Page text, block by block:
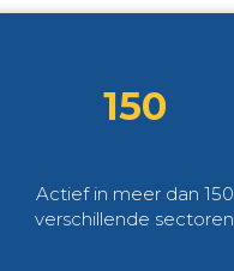
150
Actief in meer dan 150
verschillende sectoren